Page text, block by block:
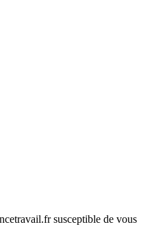
susceptible de vous